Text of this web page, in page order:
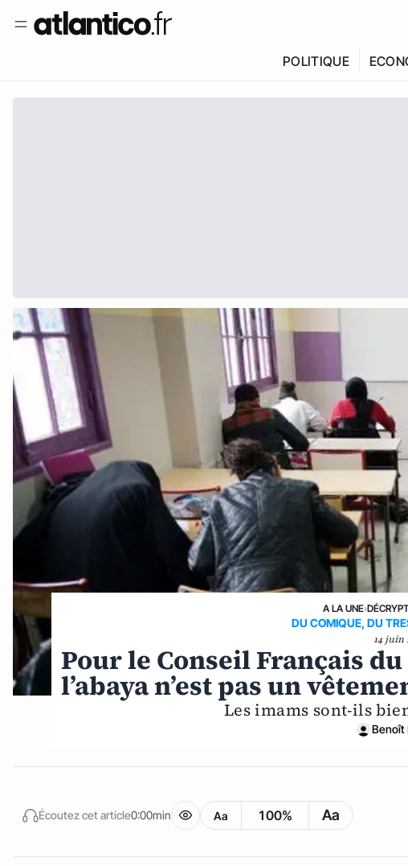
POLITIQUE
A LA UNE›
DU COMIQUE, DU
14 juin
Pour le Conseil Français
l’abaya n’est pas un
Les imams sont-ils
Benoît
Écoutez cet article0:00min Aa 100% Aa